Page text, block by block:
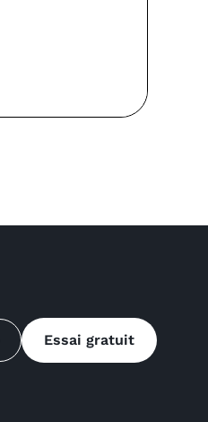
Essai gratuit